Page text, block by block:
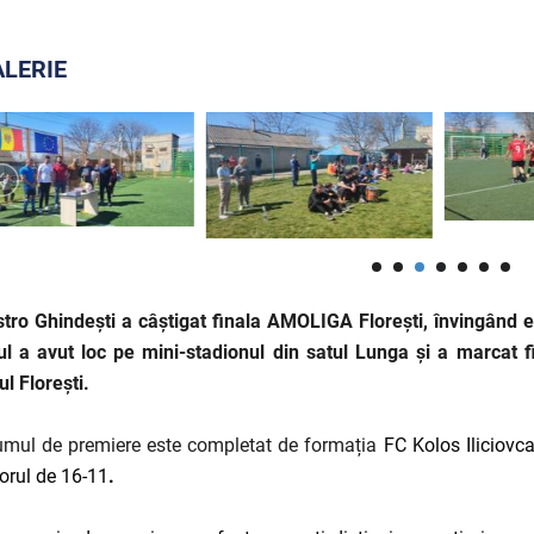
Ghindești a câștigat finala AMOLIGA Florești, învingând
a avut loc pe mini-stadionul din satul Lunga și a marcat
Florești.
de premiere este completat de formația FC Kolos
de 16-11 .